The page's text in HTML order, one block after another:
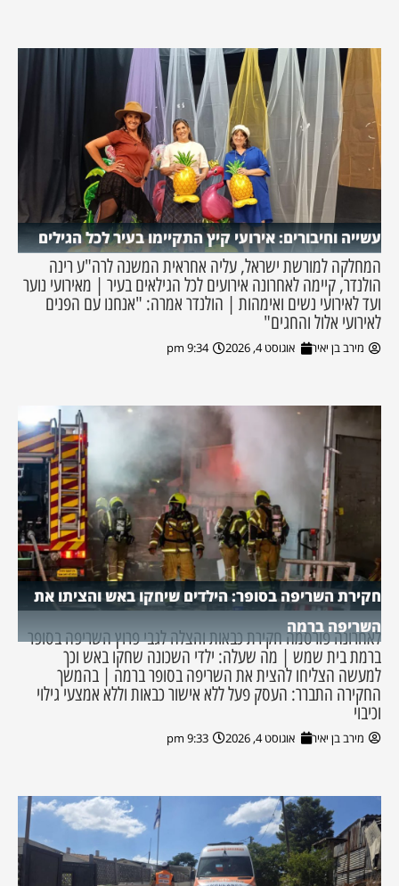
עשייה וחיבורים: אירועי קיץ התקיימו בעיר לכל הגילים
המחלקה למורשת ישראל, עליה אחראית המשנה לרה"ע רינה
הולנדר, קיימה לאחרונה אירועים לכל הגילאים בעיר | מאירועי נוער
ועד לאירועי נשים ואימהות | הולנדר אמרה: "אנחנו עם הפנים
לאירועי אלול והחגים"
מירב בן יאיר אוגוסט 4, 2026 9:34 pm
חקירת השריפה בסופר: הילדים שיחקו באש והציתו את
השריפה ברמה
לאחרונה פורסמה חקירת כבאות והצלה לגבי פרוץ השריפה בסופר
ברמת בית שמש | מה שעלה: ילדי השכונה שחקו באש וכך
למעשה הצליחו להצית את השריפה בסופר ברמה | בהמשך
החקירה התברר: העסק פעל ללא אישור כבאות וללא אמצעי גילוי
וכיבוי
מירב בן יאיר אוגוסט 4, 2026 9:33 pm